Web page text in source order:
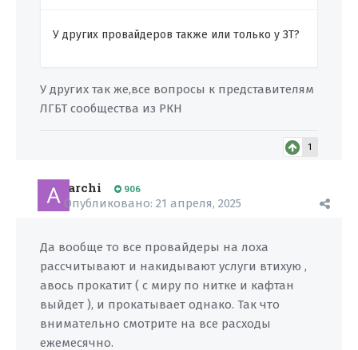
У других провайдеров также или только у ЗТ?
У других так же,все вопросы к представителям
ЛГБТ сообщества из РКН
1
archi 906
Опубликовано: 21 апреля, 2025
Да вообще то все провайдеры на лоха
рассчитывают и накидывают услуги втихую ,
авось прокатит ( с миру по нитке и кафтан
выйдет ), и прокатывает однако. Так что
внимательно смотрите на все расходы
ежемесячно.